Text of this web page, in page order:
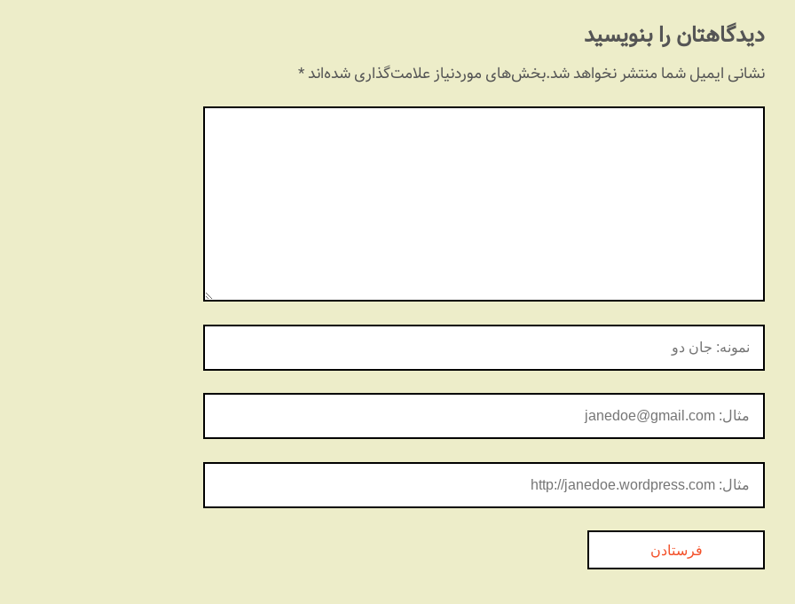
دیدگاهتان را بنویسید
نشانی ایمیل شما منتشر نخواهد شد.بخش‌های موردنیاز علامت‌گذاری شده‌اند*